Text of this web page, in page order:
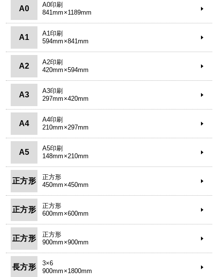
A0
A0印刷
841mm×1189mm
A1
A1印刷
594mm×841mm
A2
A2印刷
420mm×594mm
A3
A3印刷
297mm×420mm
A4
A4印刷
210mm×297mm
A5
A5印刷
148mm×210mm
正方形
正方形
450mm×450mm
正方形
正方形
600mm×600mm
正方形
正方形
900mm×900mm
長方形
3×6
900mm×1800mm